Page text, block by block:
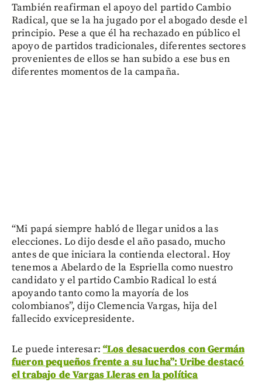
También reafirman el apoyo del partido Cambio
Radical, que se la ha jugado por el abogado desde el
principio. Pese a que él ha rechazado en público el
apoyo de partidos tradicionales, diferentes sectores
provenientes de ellos se han subido a ese bus en
diferentes momentos de la campaña.
“Mi papá siempre habló de llegar unidos a las
elecciones. Lo dijo desde el año pasado, mucho
antes de que iniciara la contienda electoral. Hoy
tenemos a Abelardo de la Espriella como nuestro
candidato y el partido Cambio Radical lo está
apoyando tanto como la mayoría de los
colombianos”, dijo Clemencia Vargas, hija del
fallecido exvicepresidente.
Le puede interesar: “Los desacuerdos con Germán
fueron pequeños frente a su lucha”: Uribe destacó
el trabajo de Vargas Lleras en la política